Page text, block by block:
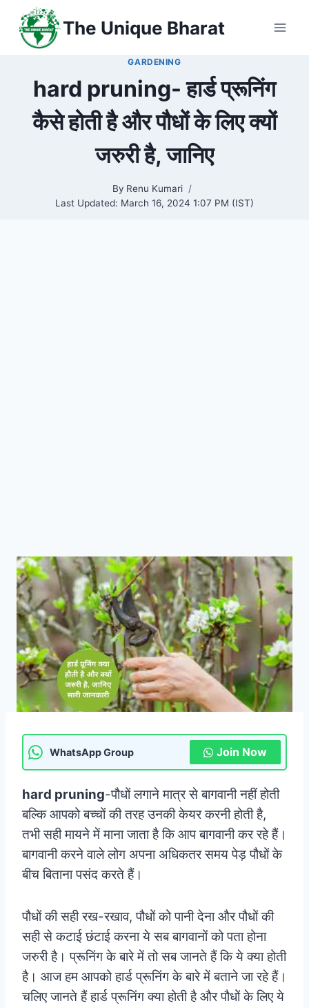
content
The Unique Bharat
GARDENING
hard pruning- हार्ड प्रूनिंग
कैसे होती है और पौधों के लिए क्यों
जरुरी है, जानिए
By Renu Kumari
Last Updated: March 16, 2024 1:07 PM (IST)
WhatsApp Group Join Now
hard pruning-पौधों लगाने मात्र से बागवानी नहीं होती
बल्कि आपको बच्चों की तरह उनकी केयर करनी होती है,
तभी सही मायने में माना जाता है कि आप बागवानी कर रहे हैं।
बागवानी करने वाले लोग अपना अधिकतर समय पेड़ पौधों के
बीच बिताना पसंद करते हैं।
पौधों की सही रख-रखाव, पौधों को पानी देना और पौधों की
सही से कटाई छंटाई करना ये सब बागवानों को पता होना
जरुरी है। प्रूनिंग के बारे में तो सब जानते हैं कि ये क्या होती
है। आज हम आपको हार्ड प्रूनिंग के बारे में बताने जा रहे हैं।
चलिए जानते हैं हार्ड प्रूनिंग क्या होती है और पौधों के लिए ये